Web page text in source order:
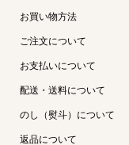
お買い物方法
ご注文について
お支払いについて
配送・送料について
のし（熨斗）について
返品について